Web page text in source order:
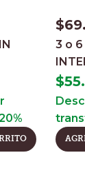
$
3 o
$